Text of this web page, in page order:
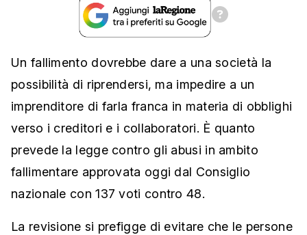
Un fallimento dovrebbe dare a una società la
possibilità di riprendersi, ma impedire a un
imprenditore di farla franca in materia di obblighi
verso i creditori e i collaboratori. È quanto
prevede la legge contro gli abusi in ambito
fallimentare approvata oggi dal Consiglio
nazionale con 137 voti contro 48.
La revisione si prefigge di evitare che le persone